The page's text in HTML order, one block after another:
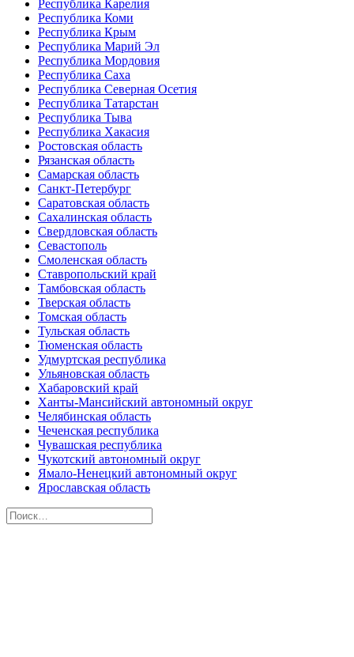
Республика Карелия
Республика Коми
Республика Крым
Республика Марий Эл
Республика Мордовия
Республика Саха
Республика Северная Осетия
Республика Татарстан
Республика Тыва
Республика Хакасия
Ростовская область
Рязанская область
Самарская область
Санкт-Петербург
Саратовская область
Сахалинская область
Свердловская область
Севастополь
Смоленская область
Ставропольский край
Тамбовская область
Тверская область
Томская область
Тульская область
Тюменская область
Удмуртская республика
Ульяновская область
Хабаровский край
Ханты-Мансийский автономный округ
Челябинская область
Чеченская республика
Чувашская республика
Чукотский автономный округ
Ямало-Ненецкий автономный округ
Ярославская область